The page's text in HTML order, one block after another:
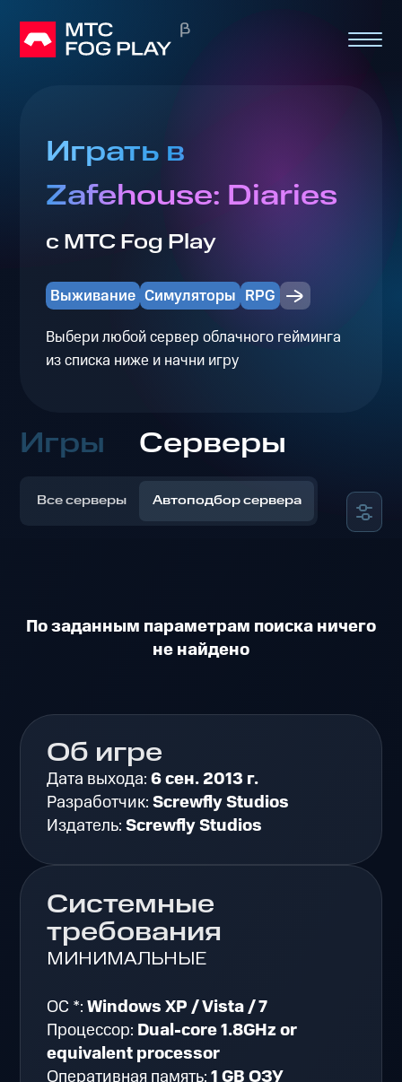
Играть в
Zafehouse: Diaries
с МТС Fog Play
Выживание Симуляторы RPG
Выбери любой сервер облачного гейминга
из списка ниже и начни игру
Игры Серверы
Все серверы Автоподбор сервера
По заданным параметрам поиска ничего
не найдено
Об игре
Дата выхода:6 сен. 2013 г.
Разработчик:Screwfly Studios
Издатель:Screwfly Studios
Системные
требования
МИНИМАЛЬНЫЕ
ОС *:Windows XP / Vista / 7
Процессор: Dual-core 1.8GHz or
equivalent processor